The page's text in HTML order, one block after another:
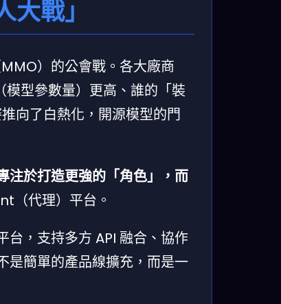
戰」
）的公會戰。各大廠商
型參數量）更高、誰的「裝
向了白熱化，開源模型的門
注於打造更強的「角色」，而
代理）平台。
台，支持多方 API 融合、協作
是簡單的產品線擴充，而是一